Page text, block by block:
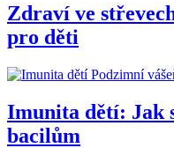
Zdraví ve
pro děti
Podzimní
Imunita dětí: Jak
bacilům